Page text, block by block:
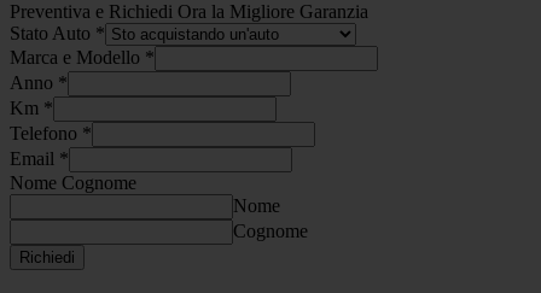
Preventiva e Richiedi Ora la Migliore Garanzia
Stato Auto *
Marca e Modello *
Anno *
Km *
Telefono *
Email *
Nome Cognome
Nome
Cognome
Richiedi